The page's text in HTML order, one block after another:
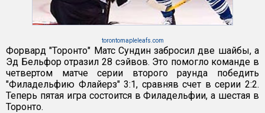
torontomapleleafs.com
Форвард "Торонто" Матс Сундин забросил две шайбы, а
Эд Бельфор отразил 28 сэйвов. Это помогло команде в
четвертом матче серии второго раунда победить
"Филадельфию Флайерз" 3:1, сравняв счет в серии 2:2.
Теперь пятая игра состоится в Филадельфии, а шестая в
Торонто.